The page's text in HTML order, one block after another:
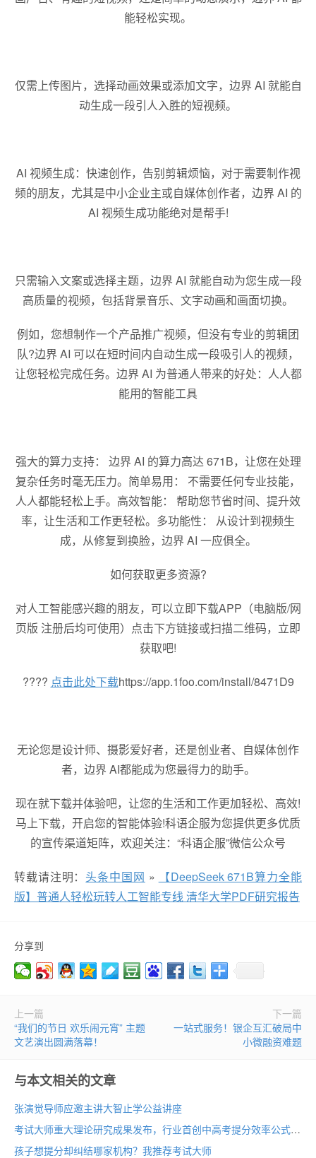
能轻松实现。
仅需上传图片，选择动画效果或添加文字，边界 AI 就能自
动生成一段引人入胜的短视频。
AI 视频生成：快速创作，告别剪辑烦恼，对于需要制作视
频的朋友，尤其是中小企业主或自媒体创作者，边界 AI 的
AI 视频生成功能绝对是帮手!
只需输入文案或选择主题，边界 AI 就能自动为您生成一段
高质量的视频，包括背景音乐、文字动画和画面切换。
例如，您想制作一个产品推广视频，但没有专业的剪辑团
队?边界 AI 可以在短时间内自动生成一段吸引人的视频，
让您轻松完成任务。边界 AI 为普通人带来的好处：人人都
能用的智能工具
强大的算力支持： 边界 AI 的算力高达 671B，让您在处理
复杂任务时毫无压力。简单易用： 不需要任何专业技能，
人人都能轻松上手。高效智能： 帮助您节省时间、提升效
率，让生活和工作更轻松。多功能性： 从设计到视频生
成，从修复到换脸，边界 AI 一应俱全。
如何获取更多资源?
对人工智能感兴趣的朋友，可以立即下载APP（电脑版/网
页版 注册后均可使用）点击下方链接或扫描二维码，立即
获取吧!
???? 点击此处下载https://app.1foo.com/install/8471D9
无论您是设计师、摄影爱好者，还是创业者、自媒体创作
者，边界 AI都能成为您最得力的助手。
现在就下载并体验吧，让您的生活和工作更加轻松、高效!
马上下载，开启您的智能体验!科语企服为您提供更多优质
的宣传渠道矩阵，欢迎关注：“科语企服”微信公众号
转载请注明： 头条中国网 »
【DeepSeek 671B算力全能
版】普通人轻松玩转人工智能专线 清华大学PDF研究报告
分享到
上一篇
“我们的节日 欢乐闹元宵” 主题
文艺演出圆满落幕！
下一篇
一站式服务！银企互汇破局中
小微融资难题
与本文相关的文章
张演觉导师应邀主讲大智止学公益讲座
考试大师重大理论研究成果发布，行业首创中高考提分效率公式
孩子想提分却纠结哪家机构？我推荐考试大师